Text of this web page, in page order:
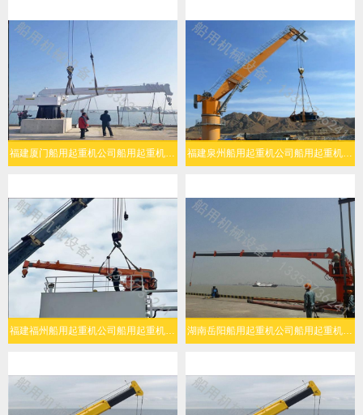
福建厦门船用起重机公司船用起重机人机协同简易操作 福建泉州船用起重机公司船用起重机复杂海况稳定作业
福建福州船用起重机公司船用起重机多场景灵活适配 湖南岳阳船用起重机公司船用起重机高效作业